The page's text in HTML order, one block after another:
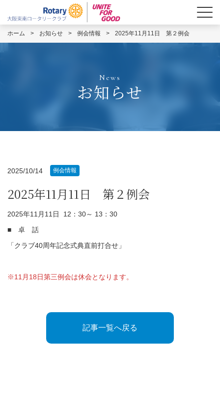
ホーム > お知らせ > 例会情報 > 2025年11月11日 第２例会
News
お知らせ
2025/10/14 例会情報
2025年11月11日 第２例会
2025年11月11日 12：30～ 13：30
■ 卓 話
「クラブ40周年記念式典直前打合せ」
※11月18日第三例会は休会となります。
記事一覧へ戻る